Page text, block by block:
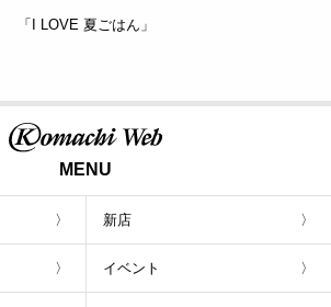
「I LOVE 夏ごはん」
MENU
新店
イベント